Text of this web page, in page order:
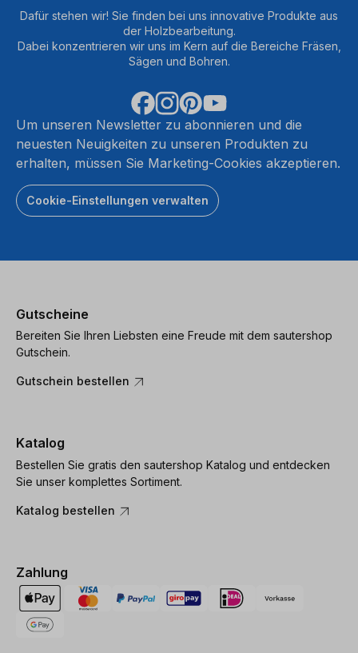
Mehr
Informationen
Akzeptieren
powered
Usercentrics
Consent
Management
Platform
Dafür stehen wir! Sie finden bei uns innovative Produkte aus
der Holzbearbeitung.
Dabei konzentrieren wir uns im Kern auf die Bereiche Fräsen,
Sägen und Bohren.
Um unseren Newsletter zu abonnieren und die
neuesten Neuigkeiten zu unseren Produkten zu
erhalten, müssen Sie Marketing-Cookies akzeptieren.
Cookie-Einstellungen verwalten
Gutscheine
Bereiten Sie Ihren Liebsten eine Freude mit dem sautershop
Gutschein.
Gutschein bestellen
Katalog
Bestellen Sie gratis den sautershop Katalog und entdecken
Sie unser komplettes Sortiment.
Katalog bestellen
Zahlung